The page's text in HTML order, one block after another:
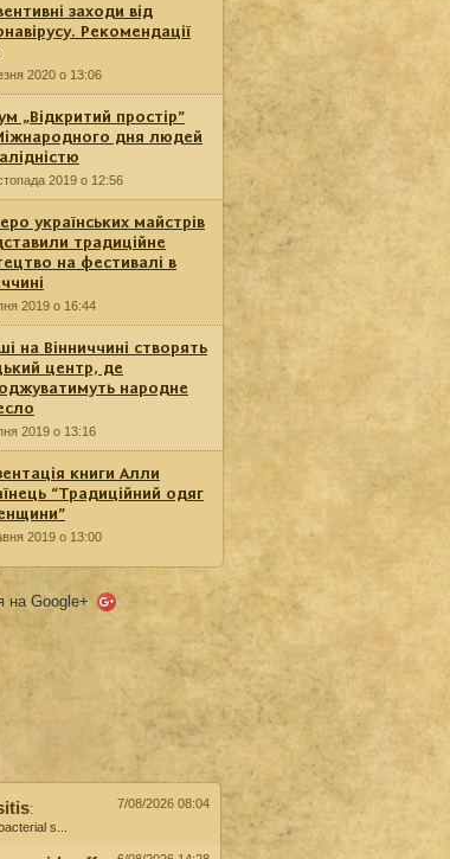
заходи від
Рекомендації
2020 о 13:06
„Відкритий простір”
дня людей
2019 о 12:56
українських майстрів
традиційне
на фестивалі в
2019 о 16:44
на Вінниччині створять
центр, де
народне
2019 о 13:16
книги Алли
“Традиційний одяг
2019 о 13:00
на Google+
:
s...
7/08/2026 08:04